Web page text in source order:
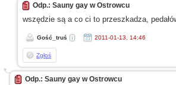
Odp.: Sauny gay w Ostrowcu
wszędzie sąa co ci to przeszkadza,
Gość_truś 2011-01-13, 14:46
Zgłoś
Odp.: Sauny gay w Ostrowcu